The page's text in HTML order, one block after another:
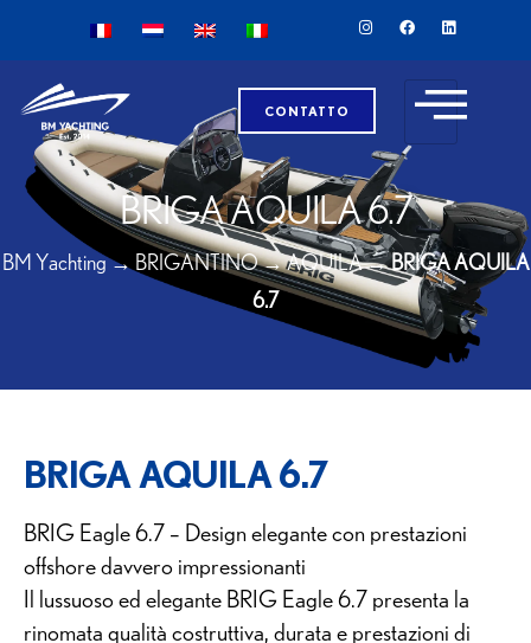
CONTATTO
BRIGA AQUILA 6.7
BM Yachting→ BRIGANTINO→AQUILA→BRIGA AQUILA
6.7
BRIGA AQUILA 6.7
BRIG Eagle 6.7 – Design elegante con prestazioni
offshore davvero impressionanti
Il lussuoso ed elegante BRIG Eagle 6.7 presenta la
rinomata qualità costruttiva, durata e prestazioni di